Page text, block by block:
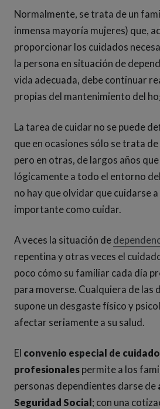
Normalmente, se trata de un
inmensa mayoría mujeres) que,
proporcionar los cuidados
la persona en situación de
vida adecuada, debe continuar
propias del mantenimiento del
La tarea de cuidar no se puede
que en ocasiones sólo se trata
pero en otras, de largos años
lógicamente a todo el entorno
no hay que olvidar que cuidarse
importante como cuidar.
A veces la situación de
repentina y otras veces el
poco cómo su familiar cada día
para moverse. Cualquiera de las
supone un desgaste físico y
afectar seriamente a su salud.
El convenio especial de
profesionalespermite a los
personas dependientes darse de
Seguridad Social; con una